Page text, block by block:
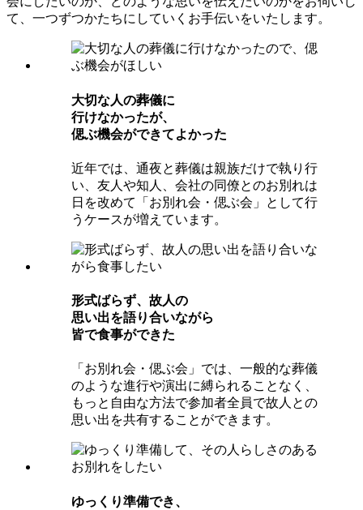
て、一つずつかたちにしていくお手伝いをいたします。
⼤切な⼈の葬儀に
⾏けなかったが、
偲ぶ機会ができてよかった
近年では、通夜と葬儀は親族だけで執り行
い、友人や知人、会社の同僚とのお別れは
日を改めて「お別れ会・偲ぶ会」として行
うケースが増えています。
形式ばらず、故⼈の
思い出を語り合いながら
皆で⾷事ができた
「お別れ会・偲ぶ会」では、一般的な葬儀
のような進行や演出に縛られることなく、
もっと自由な方法で参加者全員で故人との
思い出を共有することができます。
ゆっくり準備でき、